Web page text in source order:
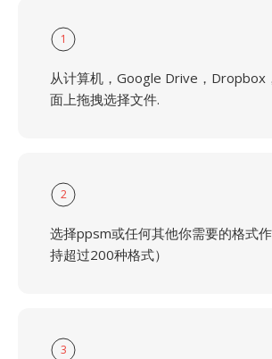
1
从计算机，Google Drive，Dropbox
面上拖拽选择文件.
2
选择ppsm或任何其他你需要的格式
持超过200种格式）
3